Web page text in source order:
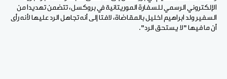
الإلكتروني الرسمي للسفارة الموريتانية في بروكسل، تتضمن تهديدا من
السفير ولد ابراهيم اخليل بالمقاضاة، لافتا إلى أنه تجاهل الرد عليها لأنه رأى
أن ما فيها "لا يستحق الرد".